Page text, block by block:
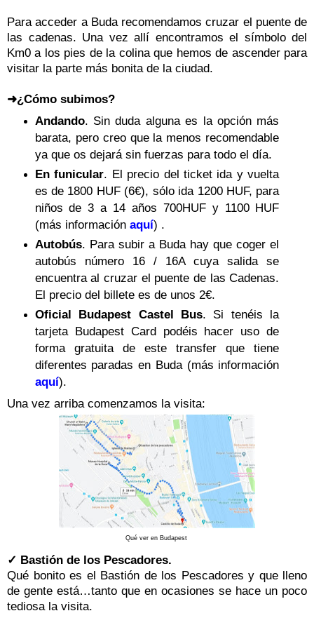
Para acceder a Buda recomendamos cruzar el puente de
las cadenas. Una vez allí encontramos el símbolo del
Km0 a los pies de la colina que hemos de ascender para
visitar la parte más bonita de la ciudad.
➜¿Cómo subimos?
Andando. Sin duda alguna es la opción más
barata, pero creo que la menos recomendable
ya que os dejará sin fuerzas para todo el día.
En funicular. El precio del ticket ida y vuelta
es de 1800 HUF (6€), sólo ida 1200 HUF, para
niños de 3 a 14 años 700HUF y 1100 HUF
(más información aquí) .
Autobús. Para subir a Buda hay que coger el
autobús número 16 / 16A cuya salida se
encuentra al cruzar el puente de las Cadenas.
El precio del billete es de unos 2€.
Oficial Budapest Castel Bus. Si tenéis la
tarjetaBudapest Card podéis hacer uso de
forma gratuita de este transfer que tiene
diferentes paradas en Buda (más información
aquí).
Una vez arriba comenzamos la visita:
Qué ver en Budapest
✓ Bastión de los Pescadores.
Qué bonito es el Bastión de los Pescadores y que lleno
de gente está…tanto que en ocasiones se hace un poco
tediosa la visita.